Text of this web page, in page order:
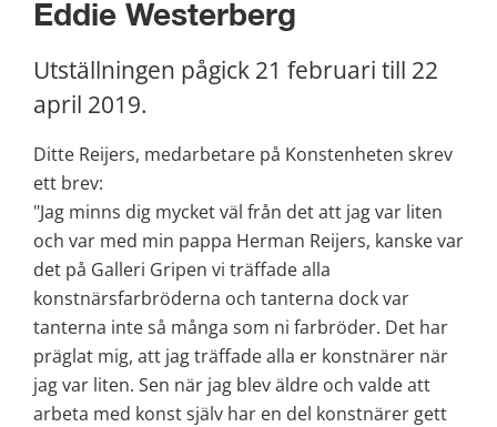
Eddie Westerberg
Utställningen pågick 21 februari till 22
april 2019.
Ditte Reijers, medarbetare på Konstenheten skrev
ett brev:
"Jag minns dig mycket väl från det att jag var liten
och var med min pappa Herman Reijers, kanske var
det på Galleri Gripen vi träffade alla
konstnärsfarbröderna och tanterna dock var
tanterna inte så många som ni farbröder. Det har
präglat mig, att jag träffade alla er konstnärer när
jag var liten. Sen när jag blev äldre och valde att
arbeta med konst själv har en del konstnärer gett